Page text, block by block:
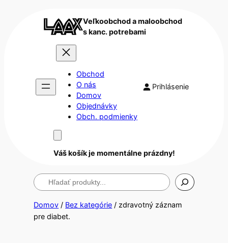
Veľkoobchod a maloobchod
s kanc. potrebami
Obchod
O nás
Domov
Objednávky
Obch. podmienky
Prihlásenie
Váš košík je momentálne prázdny!
Hľadanie
Domov / Bez kategórie / zdravotný záznam
pre diabet.